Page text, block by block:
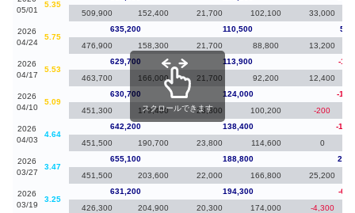
05/01
5.35
509,900
152,400 21,700 102,100 33,000
2026
04/24
5.75
635,200 110,500
476,900
158,300 21,700 88,800 13,200
2026
04/17
5.53
629,700 113,900
-
463,700
166,000 21,700 92,200 12,400
2026
04/10
5.09
630,700 124,000
-
451,300
179,400 23,800 100,200 -200
2026
04/03
4.64
642,200 138,400
-
451,500
190,700 23,800 114,600 0
2026
03/27
3.47
655,100 188,800
451,500
203,600 22,000 166,800 25,200
2026
03/19
3.25
631,200 194,300
-
426,300
204,900 20,300 174,000 -4,300
スクロールできます